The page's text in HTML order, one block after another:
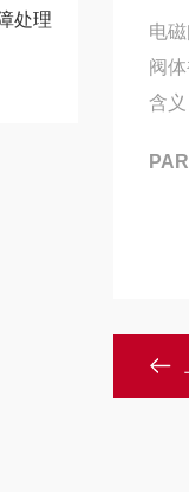
处理
电
阀
含